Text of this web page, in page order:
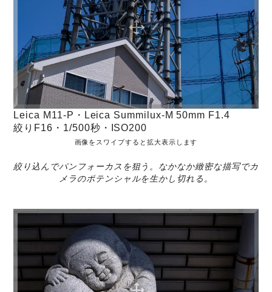
Leica M11-P・Leica Summilux-M 50mm F1.4
絞りF16・1/500秒・ISO200
画像をスワイプすると拡大表示します
絞り込んでパンフォーカスを狙う。なかなか緻密な描写でカ
メラのポテンシャルを生かし切れる。